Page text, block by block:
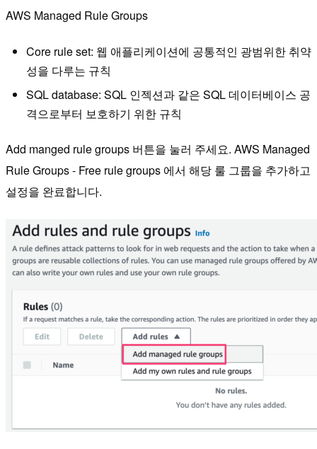
AWS Managed Rule Groups
Core rule set: 웹 애플리케이션에 공통적인 광범위한 취약
성을 다루는 규칙
SQL database: SQL 인젝션과 같은 SQL 데이터베이스 공
격으로부터 보호하기 위한 규칙
Add manged rule groups 버튼을 눌러 주세요. AWS Managed
Rule Groups - Free rule groups 에서 해당 룰 그룹을 추가하고
설정을 완료합니다.